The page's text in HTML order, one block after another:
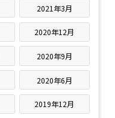
2021年3月
2020年12月
2020年9月
2020年6月
2019年12月